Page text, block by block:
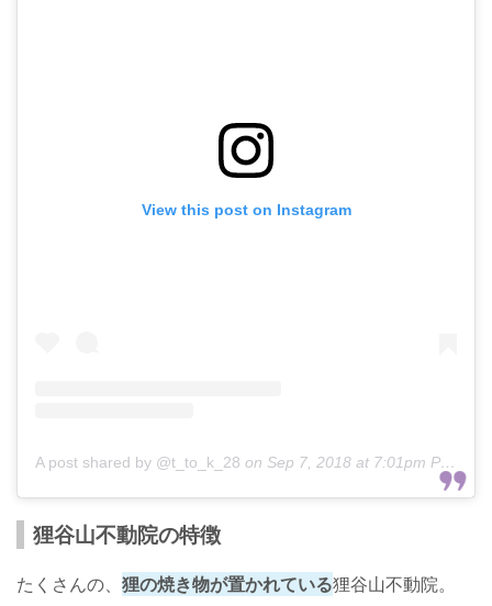
View this post on Instagram
A post shared by @t_to_k_28 on Sep 7, 2018 at 7:01pm PDT
狸谷山不動院の特徴
たくさんの、 狸の焼き物が置かれている狸谷山不動院。